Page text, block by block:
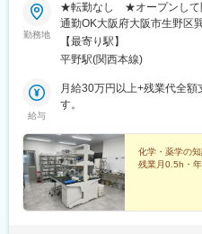
勤務地
★転勤なし ★オープンして
通勤OK大阪府大阪市生野区
徒歩7分・大阪メトロ「南巽
内禁煙（屋外喫煙場所あり）
【最寄り駅】
平野駅(関西本線)
給与
月給30万円以上+残業代全
す。
化学・薬学の
残業月0.5h・